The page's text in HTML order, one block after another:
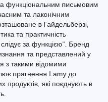
функціональним письмовим
та лаконічним
в Гайдельберзі,
та практичність
за функцією". Бренд
та представлений у
з такими відомими
прагнення Lamy до
продуктів, які поєднують в